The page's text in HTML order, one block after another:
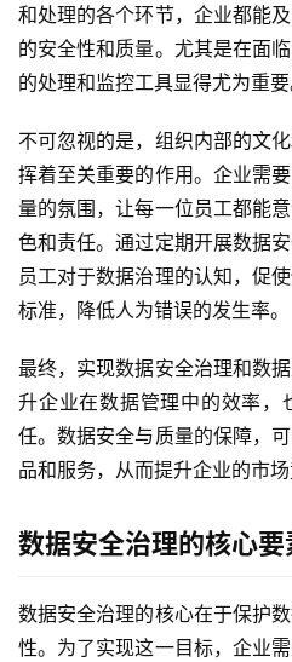
和处理的各个环节，企业都能
的安全性和质量。尤其是在面
的处理和监控工具显得尤为重要
不可忽视的是，组织内部的文
挥着至关重要的作用。企业需
量的氛围，让每一位员工都能
色和责任。通过定期开展数据
员工对于数据治理的认知，促
标准，降低人为错误的发生率。
最终，实现数据安全治理和数
升企业在数据管理中的效率，
任。数据安全与质量的保障，
品和服务，从而提升企业的市场
数据安全治理的核心要
数据安全治理的核心在于保护
性。为了实现这一目标，企业